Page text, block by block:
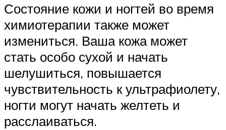
Состояние кожи и ногтей во время
химиотерапии также может
измениться. Ваша кожа может
стать особо сухой и начать
шелушиться, повышается
чувствительность к ультрафиолету,
ногти могут начать желтеть и
расслаиваться.